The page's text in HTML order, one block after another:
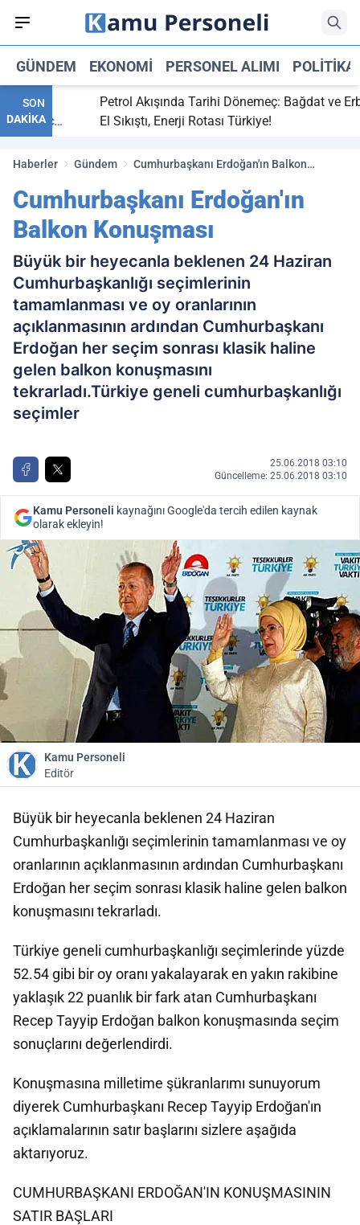
GÜNDEM EKONOMI PERSONEL ALIMI POLITIKA
SON
DAKİKA
maç
Petrol Akışında Tarihi Dönemeç: Bağdat ve Erbil
El Sıkıştı, Enerji Rotası Türkiye!
Haberler Gündem
Cumhurbaşkanı Erdoğan'ın Balkon
Cumhurbaşkanı Erdoğan'ın
Balkon Konuşması
Büyük bir heyecanla beklenen 24 Haziran
Cumhurbaşkanlığı seçimlerinin
tamamlanması ve oy oranlarının
açıklanmasının ardından Cumhurbaşkanı
Erdoğan her seçim sonrası klasik haline
gelen balkon konuşmasını
tekrarladı.Türkiye geneli cumhurbaşkanlığı
seçimler
25.06.2018 03:10
Güncelleme: 25.06.2018 03:10
Kamu Personeli kaynağını Google'da tercih edilen kaynak
olarak ekleyin!
Kamu Personeli
Editör
Büyük bir heyecanla beklenen 24 Haziran
Cumhurbaşkanlığı seçimlerinin tamamlanması ve oy
oranlarının açıklanmasının ardından Cumhurbaşkanı
Erdoğan her seçim sonrası klasik haline gelen balkon
konuşmasını tekrarladı.
Türkiye geneli cumhurbaşkanlığı seçimlerinde yüzde
52.54 gibi bir oy oranı yakalayarak en yakın rakibine
yaklaşık 22 puanlık bir fark atan Cumhurbaşkanı
Recep Tayyip Erdoğan balkon konuşmasında seçim
sonuçlarını değerlendirdi.
Konuşmasına milletime şükranlarımı sunuyorum
diyerek Cumhurbaşkanı Recep Tayyip Erdoğan'ın
açıklamalarının satır başlarını sizlere aşağıda
aktarıyoruz.
CUMHURBAŞKANI ERDOĞAN'IN KONUŞMASININ
SATIR BAŞLARI